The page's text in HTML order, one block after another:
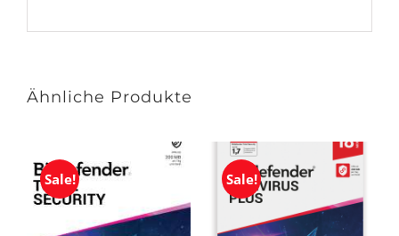
Ähnliche Produkte
Sale! Sale!